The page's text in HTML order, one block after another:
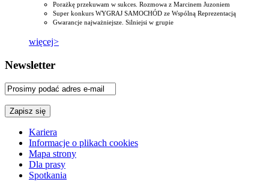
Porażkę przekuwam w sukces. Rozmowa z Marcinem Juzoniem
Super konkurs WYGRAJ SAMOCHÓD ze Wspólną Reprezentacją
Gwarancje najważniejsze. Silniejsi w grupie
więcej>
Newsletter
Kariera
Informacje o plikach cookies
Mapa strony
Dla prasy
Spotkania